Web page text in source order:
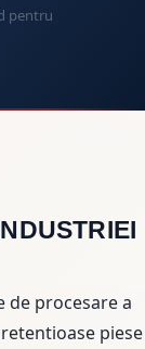
pentru
de procesare a
piese